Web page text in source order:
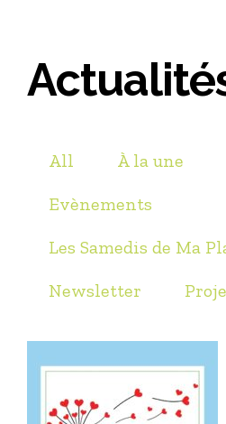
All À la une
Evènements
Les Samedis de Ma
Newsletter